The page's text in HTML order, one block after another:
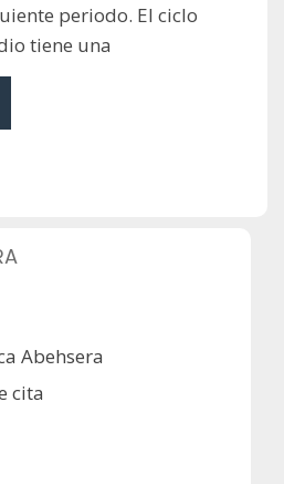
periodo. El ciclo
tiene una
Abehsera
cita